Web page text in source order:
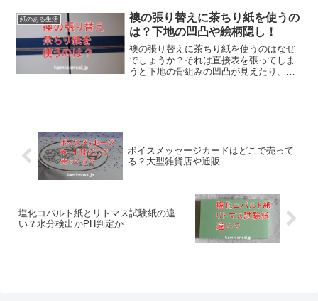
ーは紙粉、インク、ホコリなどが問題で
はないかと言われているようです。
紙のある生活
襖の張り替えに茶ちり紙を使うの
は？下地の凹凸や絵柄隠し！
襖の張り替えに茶ちり紙を使うのはなぜ
でしょうか？それは直接表を張ってしま
うと下地の骨組みの凹凸が見えたり、絵
ボイスメッセージカードはどこで売って
る？大型雑貨店や通販
塩化コバルト紙とリトマス試験紙の違
い？水分検出かPH判定か